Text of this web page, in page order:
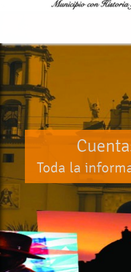
Toda la